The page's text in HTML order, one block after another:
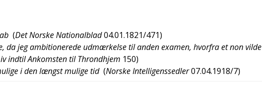
(Det Norske Nationalblad04.01.1821/471)
da jeg ambitionerede udmærkelse til anden examen, hvorfra et non vilde
indtil Ankomsten til Throndhjem 150)
i den længst mulige tid (Norske Intelligenssedler07.04.1918/7)